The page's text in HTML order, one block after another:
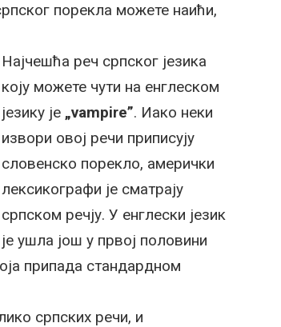
порекла можете наићи,
Најчешћа реч српског језика
коју можете чути на енглеском
језику је „vampire”. Иако неки
извори овој речи приписују
словенско порекло, амерички
лексикографи је сматрају
српском речју. У енглески језик
је ушла још у првој половини
припада стандардном
српских речи, и